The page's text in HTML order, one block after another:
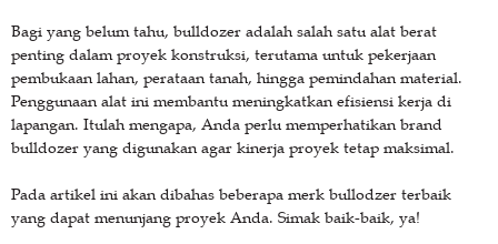
Bagi yang belum tahu, bulldozer adalah salah satu alat berat
penting dalam proyek konstruksi, terutama untuk pekerjaan
pembukaan lahan, perataan tanah, hingga pemindahan material.
Penggunaan alat ini membantu meningkatkan efisiensi kerja di
lapangan. Itulah mengapa, Anda perlu memperhatikan brand
bulldozer yang digunakan agar kinerja proyek tetap maksimal.
Pada artikel ini akan dibahas beberapa merk bullodzer terbaik
yang dapat menunjang proyek Anda. Simak baik-baik, ya!